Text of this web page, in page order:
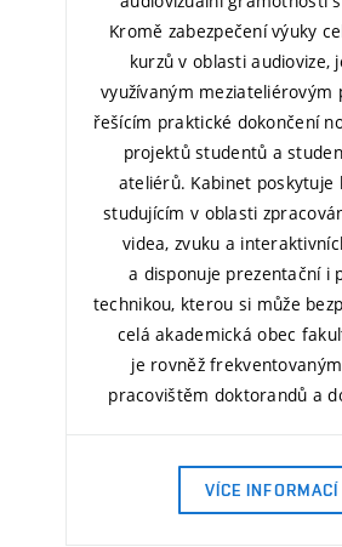
Kromě zabezpečení výuky
kurzů v oblasti audiovize,
využívaným meziateliérovým
řešícím praktické dokončení
projektů studentů a
ateliérů. Kabinet poskytuje
studujícím v oblasti
videa, zvuku a
a disponuje prezentační i
technikou, kterou si může
celá akademická obec
je rovněž
pracovištěm doktorandů a
VÍCE INFORMACÍ